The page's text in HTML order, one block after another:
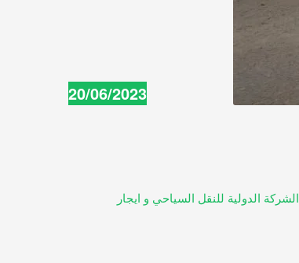
20/06/2023
الشركة الدولية للنقل السياحي و ايجار